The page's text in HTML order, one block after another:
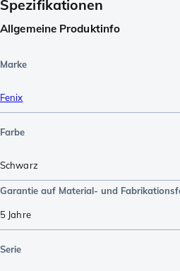
Spezifikationen
Allgemeine Produktinfo
Marke
Fenix
Farbe
Schwarz
Garantie auf Material- und
5 Jahre
Serie